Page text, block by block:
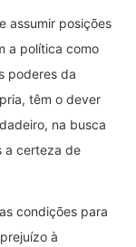
assumir posições
a política como
poderes da
têm o dever
na busca
a certeza de
condições para
à